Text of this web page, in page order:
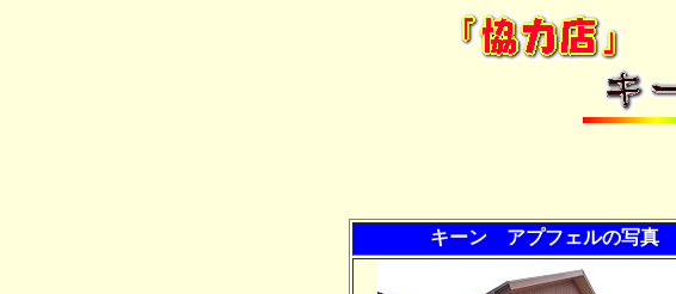
キーン アプフェルの写真